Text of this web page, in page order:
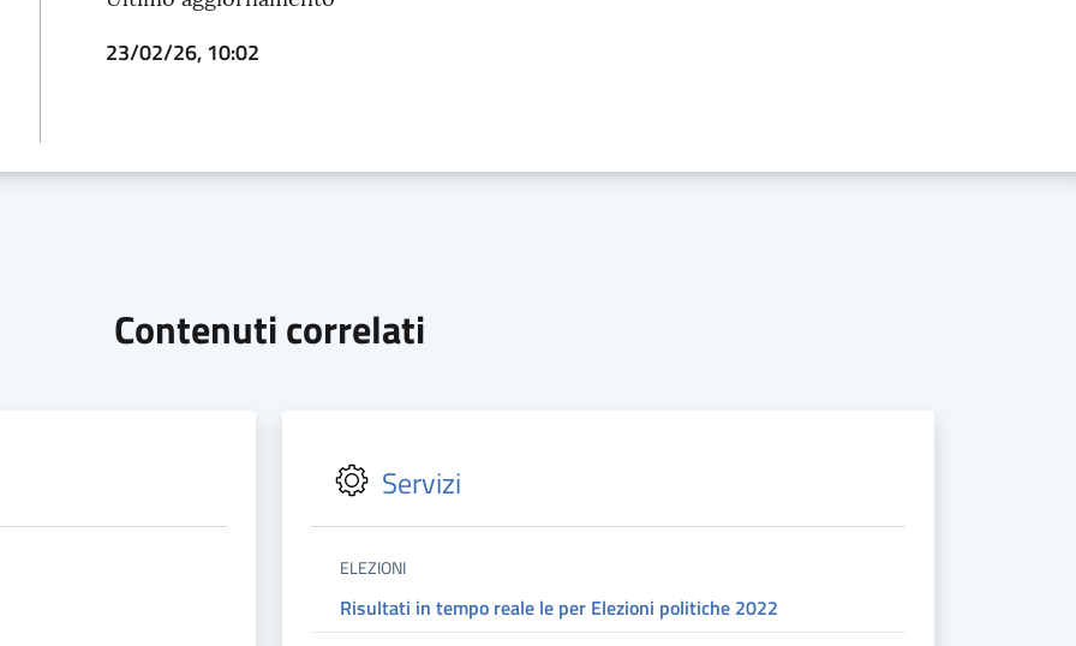
23/02/26, 10:02
Contenuti correlati
Servizi
ELEZIONI
Risultati in tempo reale le per Elezioni politiche 2022